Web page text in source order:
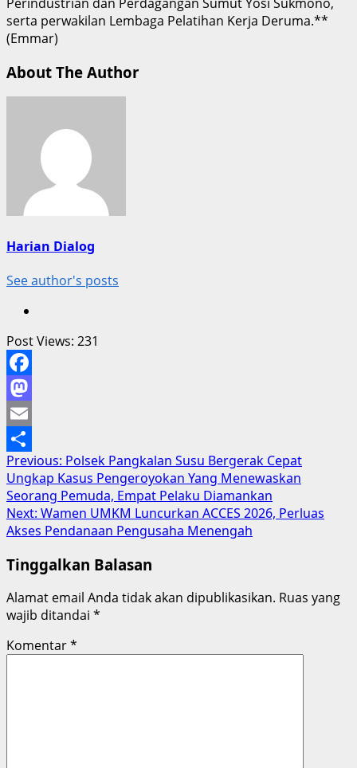
serta perwakilan Lembaga Pelatihan Kerja Deruma.**
(Emmar)
About The Author
Harian Dialog
See author's posts
Post Views: 231
Facebook
Mastodon
Email
Share
Post
navigation
Previous: Polsek Pangkalan Susu Bergerak Cepat
Ungkap Kasus Pengeroyokan Yang Menewaskan
Seorang Pemuda, Empat Pelaku Diamankan
Next: Wamen UMKM Luncurkan ACCES 2026, Perluas
Akses Pendanaan Pengusaha Menengah
Tinggalkan Balasan
Alamat email Anda tidak akan dipublikasikan. Ruas yang
wajib ditandai *
Komentar*